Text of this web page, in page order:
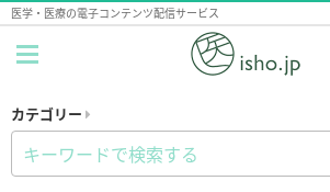
医学・医療の電子コンテンツ配信サービス
カテゴリー